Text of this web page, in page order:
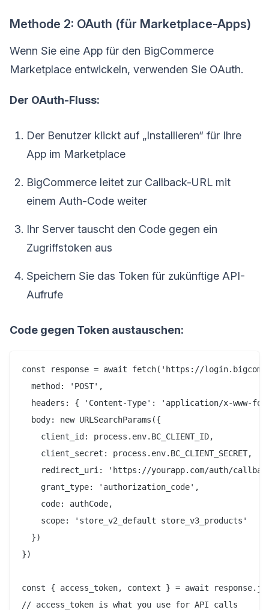
Methode 2: OAuth (für Marketplace-Apps)
Wenn Sie eine App für den BigCommerce
Marketplace entwickeln, verwenden Sie OAuth.
Der OAuth-Fluss:
Der Benutzer klickt auf „Installieren“ für Ihre
App im Marketplace
BigCommerce leitet zur Callback-URL mit
einem Auth-Code weiter
Ihr Server tauscht den Code gegen ein
Zugriffstoken aus
Speichern Sie das Token für zukünftige API-
Aufrufe
Code gegen Token austauschen:
const response = await fetch('https://
  method: 'POST',
headers: { 'Content-Type': 'application/x-www-
  body: new URLSearchParams({
    client_id: process.env.BC_CLIENT_ID,
    client_secret: process.env.BC_CLIENT_SECRET,
redirect_uri: 'https://yourapp.com/auth/
    grant_type: 'authorization_code',
    code: authCode,
    scope: 'store_v2_default store_v3_products'
  })
})
const { access_token, context } = await
// access_token is what you use for API calls